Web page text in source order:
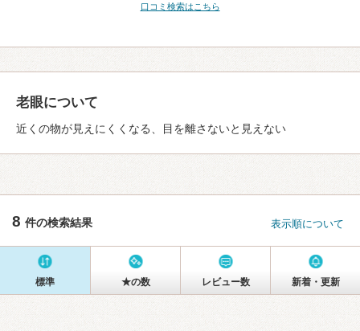
口コミ検索はこちら
老眼について
近くの物が見えにくくなる、目を離さないと見えない
8 件の検索結果 表示順について
標準 ★の数 レビュー数 新着・更新